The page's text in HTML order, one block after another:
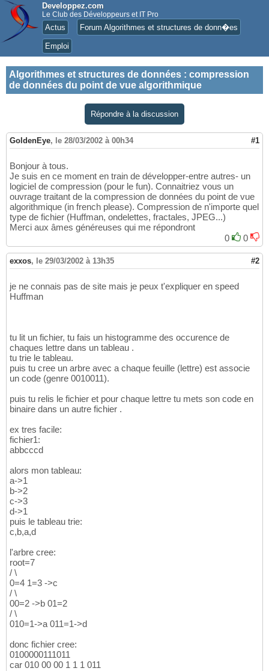
Developpez.com
Le Club des Développeurs et IT Pro
Actus Forum Algorithmes et structures de donn�es
Emploi
Algorithmes et structures de données : compression
de données du point de vue algorithmique
Répondre à la discussion
GoldenEye, le 28/03/2002 à 00h34 #1
Bonjour à tous.
Je suis en ce moment en train de développer-entre autres- un
logiciel de compression (pour le fun). Connaitriez vous un
ouvrage traitant de la compression de données du point de vue
algorithmique (in french please). Compression de n'importe quel
type de fichier (Huffman, ondelettes, fractales, JPEG...)
Merci aux âmes généreuses qui me répondront
0
0
exxos, le 29/03/2002 à 13h35 #2
je ne connais pas de site mais je peux t'expliquer en speed
Huffman
tu lit un fichier, tu fais un histogramme des occurence de
chaques lettre dans un tableau .
tu trie le tableau.
puis tu cree un arbre avec a chaque feuille (lettre) est associe
un code (genre 0010011).
puis tu relis le fichier et pour chaque lettre tu mets son code en
binaire dans un autre fichier .
ex tres facile:
fichier1:
abbcccd
alors mon tableau:
a->1
b->2
c->3
d->1
puis le tableau trie:
c,b,a,d
l'arbre cree:
root=7
/ \
0=4 1=3 ->c
/ \
00=2 ->b 01=2
/ \
010=1->a 011=1->d
donc fichier cree:
0100000111011
car 010 00 00 1 1 1 011